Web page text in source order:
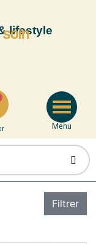
lifestyle
Menu
Filtrer